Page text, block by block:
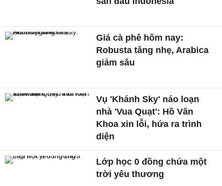
Giá cà phê hôm nay:
Robusta tăng nhẹ, Arabica
giảm sâu
Vụ 'Khánh Sky' náo loạn
nhà 'Vua Quạt': Hồ Văn
Khoa xin lỗi, hứa ra trình
diện
Lớp học 0 đồng chứa một
trời yêu thương